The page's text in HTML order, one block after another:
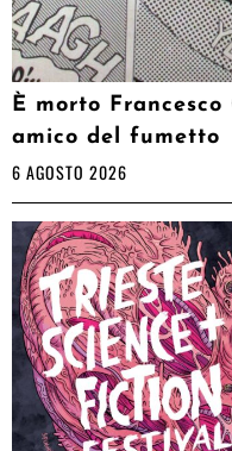
È morto
amico del fumetto
6 AGOSTO 2026